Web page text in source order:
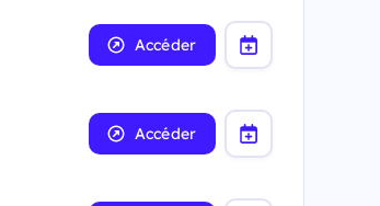
Accéder
Accéder